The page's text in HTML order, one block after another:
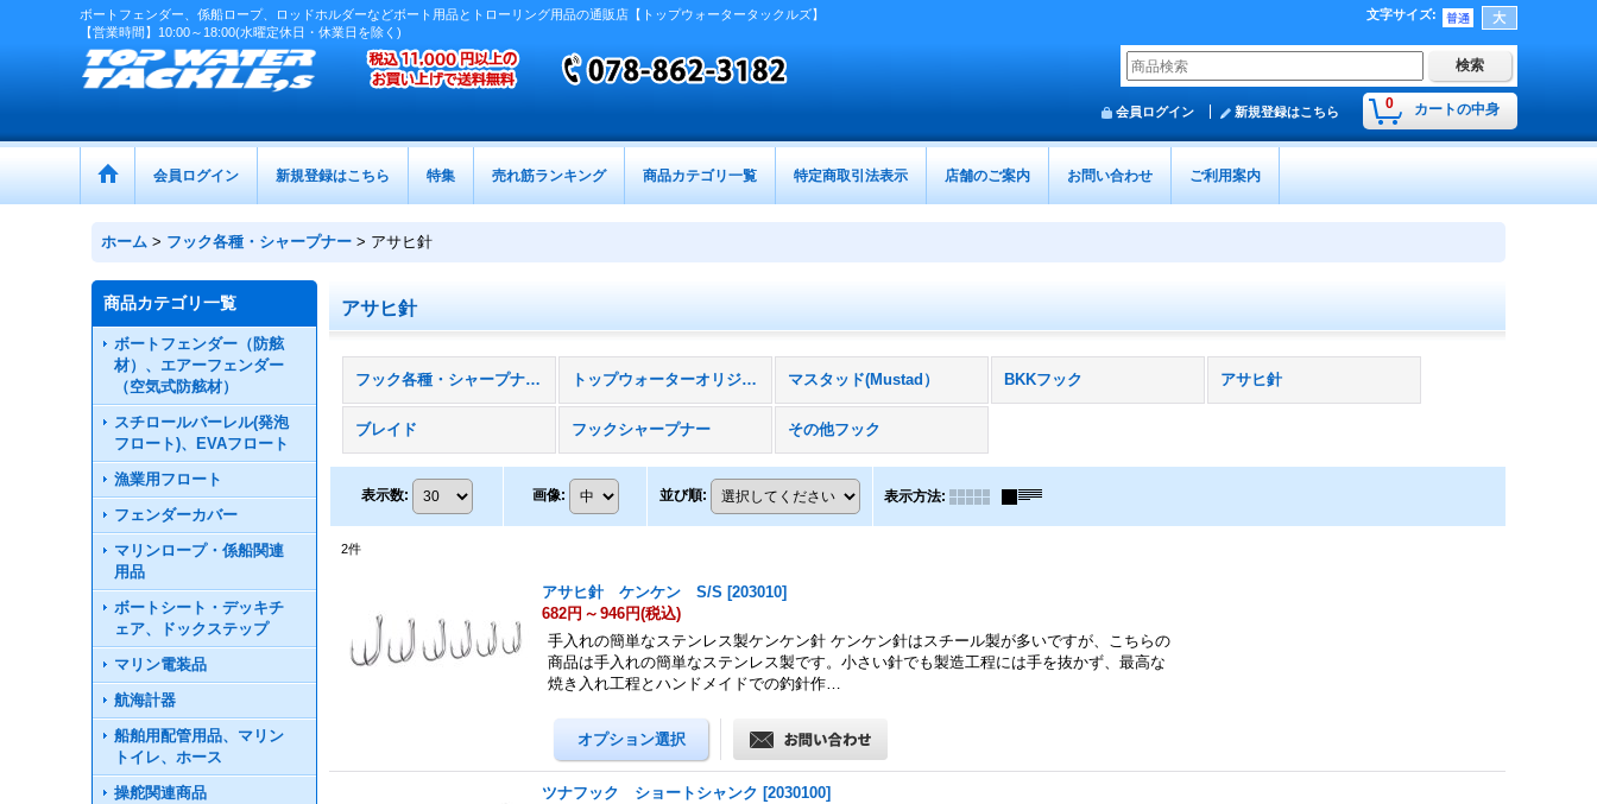
ボートフェンダー、係船ロープ、ロッドホルダーなどボート用品とトローリング用品の通販店【トップウォータータックルズ】
【営業時間】10:00～18:00(水曜定休日・休業日を除く)
文字サイズ:
0 カートの中身
会員ログイン 新規登録はこちら
会員ログイン 新規登録はこちら 特集 売れ筋ランキング 商品カテゴリ一覧 特定商取引法表示 店舗のご案内 お問い合わせ ご利用案内
ホーム > フック各種・シャープナー > アサヒ針
商品カテゴリ一覧
ボートフェンダー（防舷
材）、エアーフェンダー
（空気式防舷材）
スチロールバーレル(発泡
フロート)、EVAフロート
漁業用フロート
フェンダーカバー
マリンロープ・係船関連
用品
ボートシート・デッキチ
ェア、ドックステップ
マリン電装品
航海計器
船舶用配管用品、マリン
トイレ、ホース
操舵関連商品
アサヒ針
フック各種・シャープナー (全商品) トップウォーターオリジナル マスタッド(Mustad） BKKフック アサヒ針
ブレイド フックシャープナー その他フック
表示数: 画像: 並び順: 表示方法:
2件
アサヒ針 ケンケン S/S [203010]
682円 ～ 946円(税込)
手入れの簡単なステンレス製ケンケン針 ケンケン針はスチール製が多いですが、こちらの
商品は手入れの簡単なステンレス製です。小さい針でも製造工程には手を抜かず、最高な
焼き入れ工程とハンドメイドでの釣針作…
ツナフック ショートシャンク [2030100]